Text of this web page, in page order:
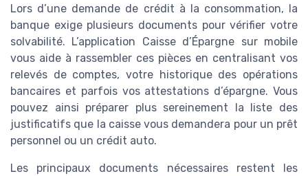
Lors d’une demande de crédit à la consommation, la
banque exige plusieurs documents pour vérifier votre
solvabilité. L’application Caisse d’Épargne sur mobile
vous aide à rassembler ces pièces en centralisant vos
relevés de comptes, votre historique des opérations
bancaires et parfois vos attestations d’épargne. Vous
pouvez ainsi préparer plus sereinement la liste des
justificatifs que la caisse vous demandera pour un prêt
personnel ou un crédit auto.
Les principaux documents nécessaires restent les